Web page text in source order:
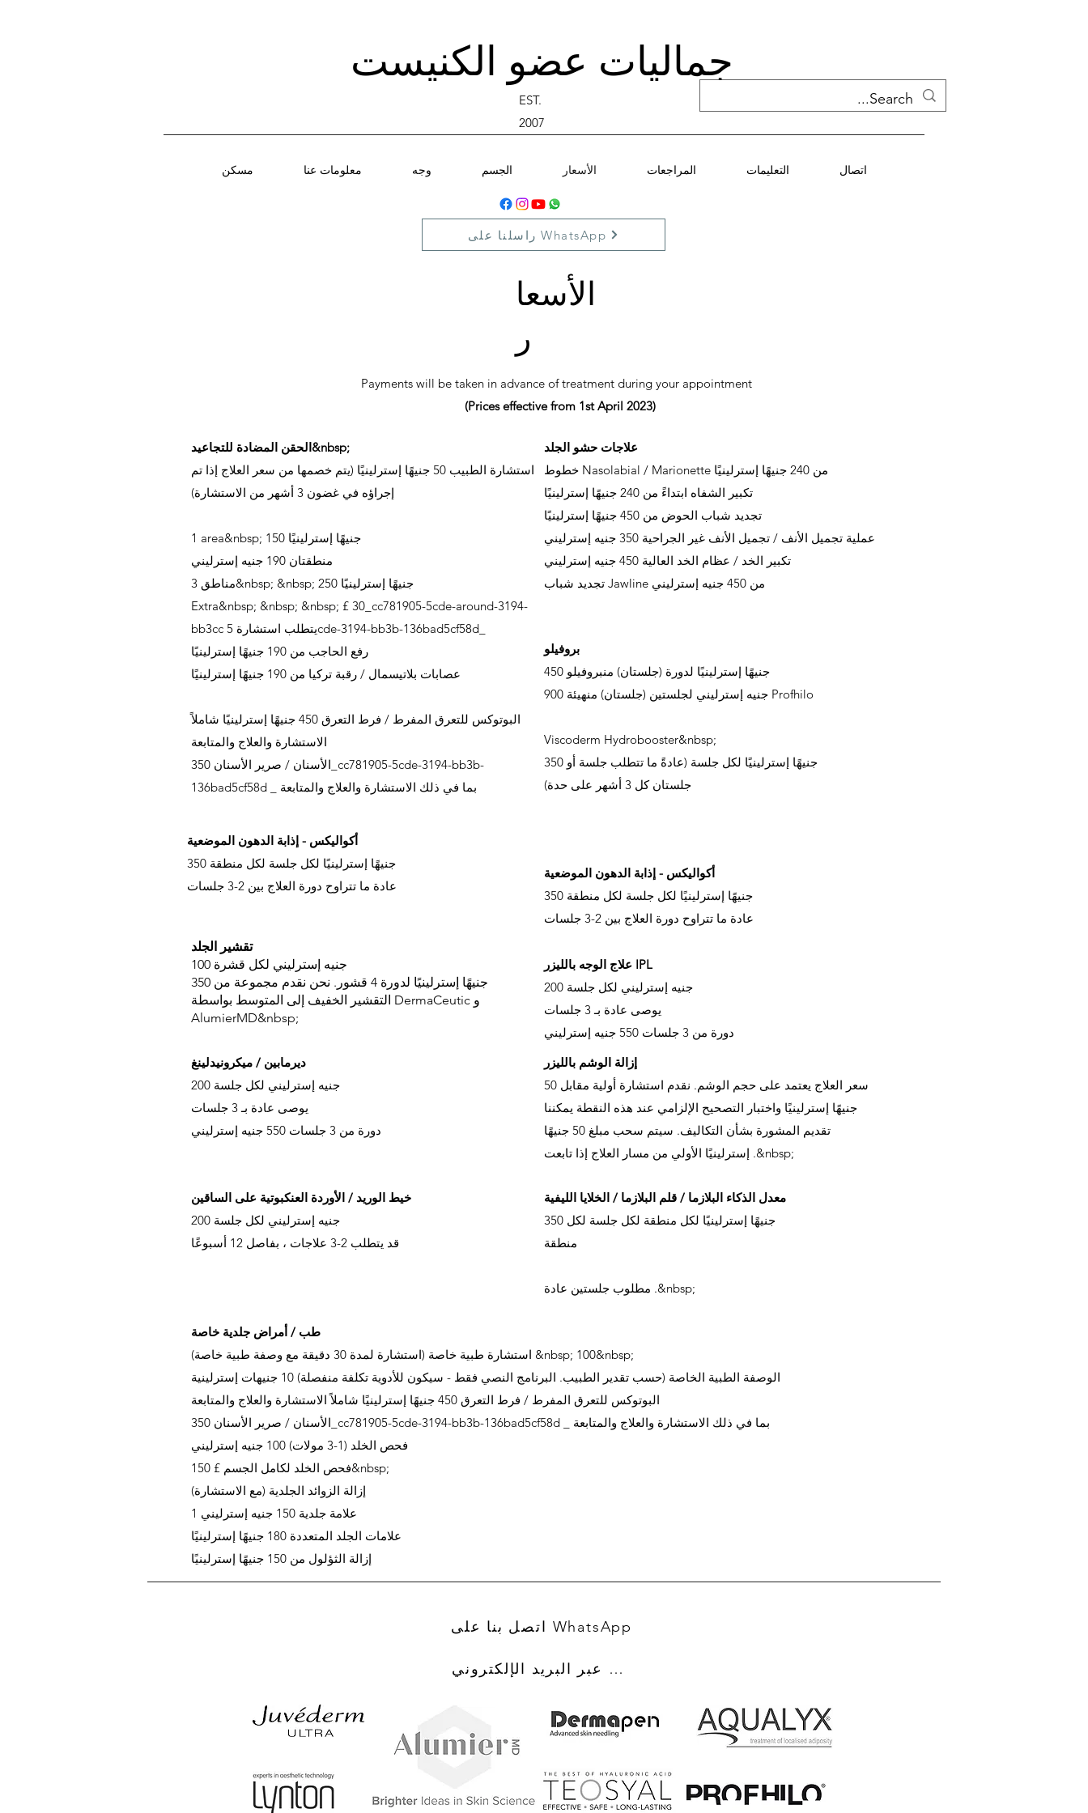
جماليات عضو الكنيست
EST.
2007
مسكن معلومات عنا وجه الجسم الأسعار المراجعات التعليمات اتصال
راسلنا على WhatsApp
الأسعا
ر
Payments will be taken in advance of treatment during your appointment
(Prices effective from 1st April 2023)
الحقن المضادة للتجاعيد&nbsp;
استشارة الطبيب 50 جنيهًا إسترلينيًا (يتم خصمها من سعر العلاج إذا تم
إجراؤه في غضون 3 أشهر من الاستشارة)
1 area&nbsp; 150 جنيهًا إسترلينيًا
منطقتان 190 جنيه إسترليني
3 مناطق&nbsp; &nbsp; 250 جنيهًا إسترلينيًا
Extra&nbsp; &nbsp; &nbsp; £ 30_cc781905-5cde-around-3194-
bb3cc يتطلب استشارة 5cde-3194-bb3b-136bad5cf58d_
رفع الحاجب من 190 جنيهًا إسترلينيًا
عصابات بلاتيسمال / رقبة تركيا من 190 جنيهًا إسترلينيًا
البوتوكس للتعرق المفرط / فرط التعرق 450 جنيهًا إسترلينيًا شاملاً
الاستشارة والعلاج والمتابعة
الأسنان / صرير الأسنان 350_cc781905-5cde-3194-bb3b-
136bad5cf58d _ بما في ذلك الاستشارة والعلاج والمتابعة
علاجات حشو الجلد
خطوط Nasolabial / Marionette من 240 جنيهًا إسترلينيًا
تكبير الشفاه ابتداءً من 240 جنيهًا إسترلينيًا
تجديد شباب الحوض من 450 جنيهًا إسترلينيًا
عملية تجميل الأنف / تجميل الأنف غير الجراحية 350 جنيه إسترليني
تكبير الخد / عظام الخد العالية 450 جنيه إسترليني
تجديد شباب Jawline من 450 جنيه إسترليني
بروفيلو
450 جنيهًا إسترلينيًا لدورة (جلستان) منبروفيلو
900 جنيه إسترليني لجلستين (جلستان) من هيئة Profhilo
Viscoderm Hydrobooster&nbsp;
350 جنيهًا إسترلينيًا لكل جلسة (عادةً ما تتطلب جلسة أو
جلستان كل 3 أشهر على حدة)
أكواليكس - إذابة الدهون الموضعية
350 جنيهًا إسترلينيًا لكل جلسة لكل منطقة
عادة ما تتراوح دورة العلاج بين 2-3 جلسات
أكواليكس - إذابة الدهون الموضعية
350 جنيهًا إسترلينيًا لكل جلسة لكل منطقة
عادة ما تتراوح دورة العلاج بين 2-3 جلسات
تقشير الجلد
100 جنيه إسترليني لكل قشرة
350 جنيهًا إسترلينيًا لدورة 4 قشور. نحن نقدم مجموعة من
التقشير الخفيف إلى المتوسط بواسطة DermaCeutic و
AlumierMD&nbsp;
علاج الوجه بالليزر IPL
200 جنيه إسترليني لكل جلسة
يوصى عادة بـ 3 جلسات
دورة من 3 جلسات 550 جنيه إسترليني
ديرمابين / ميكرونيدلينغ
200 جنيه إسترليني لكل جلسة
يوصى عادة بـ 3 جلسات
دورة من 3 جلسات 550 جنيه إسترليني
إزالة الوشم بالليزر
سعر العلاج يعتمد على حجم الوشم. نقدم استشارة أولية مقابل 50
جنيهًا إسترلينيًا واختبار التصحيح الإلزامي عند هذه النقطة يمكننا
تقديم المشورة بشأن التكاليف. سيتم سحب مبلغ 50 جنيهًا
إسترلينيًا الأولي من مسار العلاج إذا تابعت .&nbsp;
خيط الوريد / الأوردة العنكبوتية على الساقين
200 جنيه إسترليني لكل جلسة
قد يتطلب 2-3 علاجات ، بفاصل 12 أسبوعًا
معدل الذكاء البلازما / قلم البلازما / الخلايا الليفية
350 جنيهًا إسترلينيًا لكل منطقة لكل جلسة لكل
منطقة
مطلوب جلستين عادة .&nbsp;
طب / أمراض جلدية خاصة
استشارة طبية خاصة (استشارة لمدة 30 دقيقة مع وصفة طبية خاصة) &nbsp; 100&nbsp;
الوصفة الطبية الخاصة (حسب تقدير الطبيب. البرنامج النصي فقط - سيكون للأدوية تكلفة منفصلة) 10 جنيهات إسترلينية
البوتوكس للتعرق المفرط / فرط التعرق 450 جنيهًا إسترلينيًا شاملاً الاستشارة والعلاج والمتابعة
الأسنان / صرير الأسنان 350_cc781905-5cde-3194-bb3b-136bad5cf58d _ بما في ذلك الاستشارة والعلاج والمتابعة
فحص الخلد (1-3 مولات) 100 جنيه إسترليني
فحص الخلد لكامل الجسم £ 150&nbsp;
إزالة الزوائد الجلدية (مع الاستشارة)
1 علامة جلدية 150 جنيه إسترليني
علامات الجلد المتعددة 180 جنيهًا إسترلينيًا
إزالة الثؤلول من 150 جنيهًا إسترلينيًا
اتصل بنا على WhatsApp
اتصل بنا عبر البريد الإلكتروني